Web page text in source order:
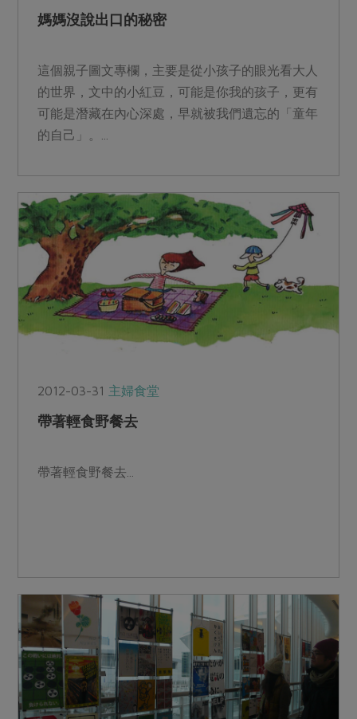
媽媽沒說出口的秘密
這個親子圖文專欄，主要是從小孩子的眼光看大人
的世界，文中的小紅豆，可能是你我的孩子，更有
可能是潛藏在內心深處，早就被我們遺忘的「童年
的自己」。...
2012-03-31 主婦食堂
帶著輕食野餐去
帶著輕食野餐去...